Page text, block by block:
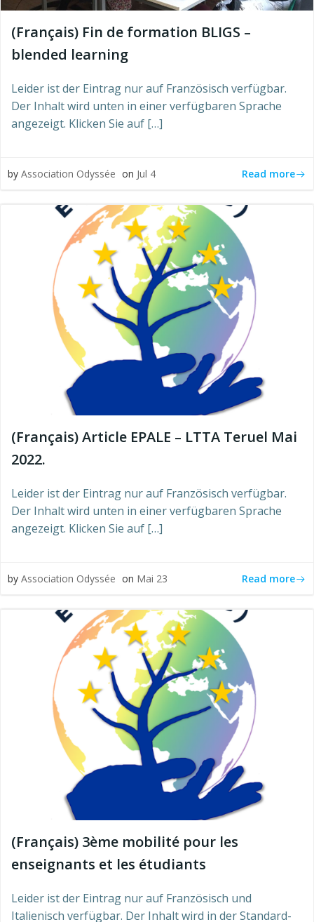
(Français) Fin de formation BLIGS –
blended learning
Leider ist der Eintrag nur auf Französisch verfügbar.
Der Inhalt wird unten in einer verfügbaren Sprache
angezeigt. Klicken Sie auf […]
by Association Odyssée on Jul 4 Read more
(Français) Article EPALE – LTTA Teruel Mai
2022.
Leider ist der Eintrag nur auf Französisch verfügbar.
Der Inhalt wird unten in einer verfügbaren Sprache
angezeigt. Klicken Sie auf […]
by Association Odyssée on Mai 23 Read more
(Français) 3ème mobilité pour les
enseignants et les étudiants
Leider ist der Eintrag nur auf Französisch und
Italienisch verfügbar. Der Inhalt wird in der Standard-